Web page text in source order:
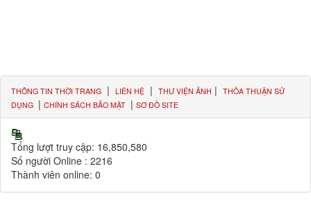
THÔNG TIN THỜI TRANG | LIÊN HỆ | THƯ VIỆN ẢNH | THỎA THUẬN SỬ
DỤNG | CHÍNH SÁCH BẢO MẬT | SƠ ĐỒ SITE
Tổng lượt truy cập: 16,850,580
Số người Online : 2216
Thành viên online: 0